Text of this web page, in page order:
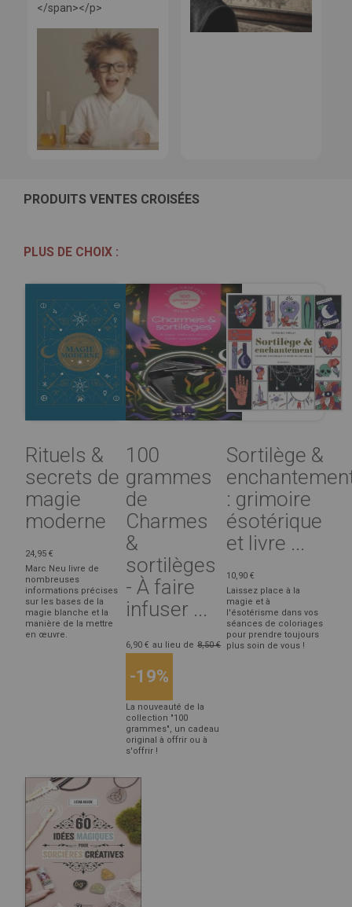
</span></p>
PRODUITS VENTES CROISÉES
PLUS DE CHOIX :
Rituels &
secrets de
magie
moderne
24,95 €
Marc Neu livre de
nombreuses
informations précises
sur les bases de la
magie blanche et la
manière de la mettre
en œuvre.
100
grammes
de
Charmes
&
sortilèges
- À faire
infuser ...
6,90 € au lieu de 8,50 €
-19%
La nouveauté de la
collection "100
grammes", un cadeau
original à offrir ou à
s'offrir !
Sortilège &
: grimoire
ésotérique
et livre ...
10,90 €
Laissez place à la
magie et à
l'ésotérisme dans vos
séances de coloriages
pour prendre toujours
plus soin de vous !